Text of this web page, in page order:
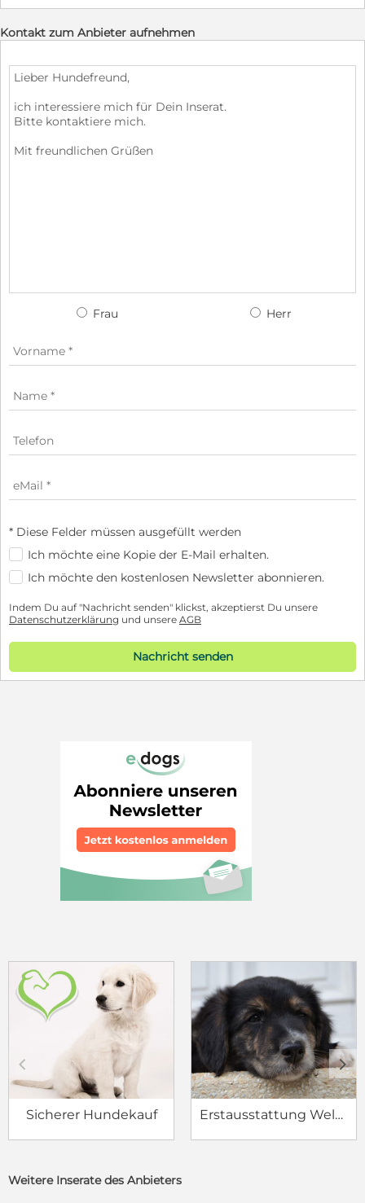
Kontakt zum Anbieter aufnehmen
Frau Herr
* Diese Felder müssen ausgefüllt werden
Ich möchte eine Kopie der E-Mail erhalten.
Ich möchte den kostenlosen Newsletter abonnieren.
Indem Du auf "Nachricht senden" klickst, akzeptierst Du unsere
Datenschutzerklärung und unsere AGB
Nachricht senden
Sicherer Hundekauf Erstausstattung Welpe
c d
Weitere Inserate des Anbieters